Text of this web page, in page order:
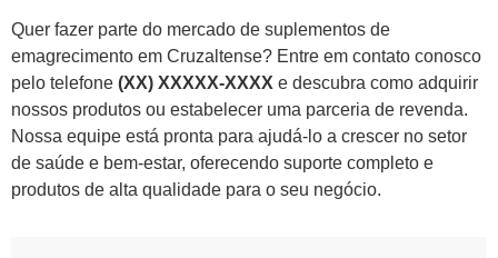
Quer fazer parte do mercado de suplementos de
emagrecimento em Cruzaltense? Entre em contato conosco
pelo telefone (XX) XXXXX-XXXX e descubra como adquirir
nossos produtos ou estabelecer uma parceria de revenda.
Nossa equipe está pronta para ajudá-lo a crescer no setor
de saúde e bem-estar, oferecendo suporte completo e
produtos de alta qualidade para o seu negócio.